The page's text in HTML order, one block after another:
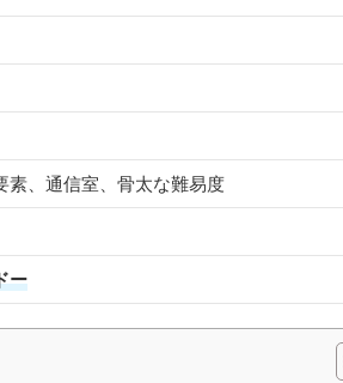
素、通信室、骨太な難易度
ー